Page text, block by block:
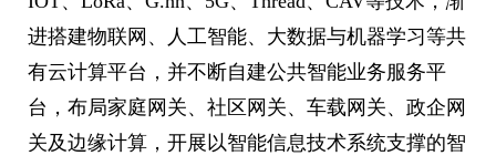
进搭建物联网、人工智能、大数据与机器学习等共
有云计算平台，并不断自建公共智能业务服务平
台，布局家庭网关、社区网关、车载网关、政企网
关及边缘计算，开展以智能信息技术系统支撑的智